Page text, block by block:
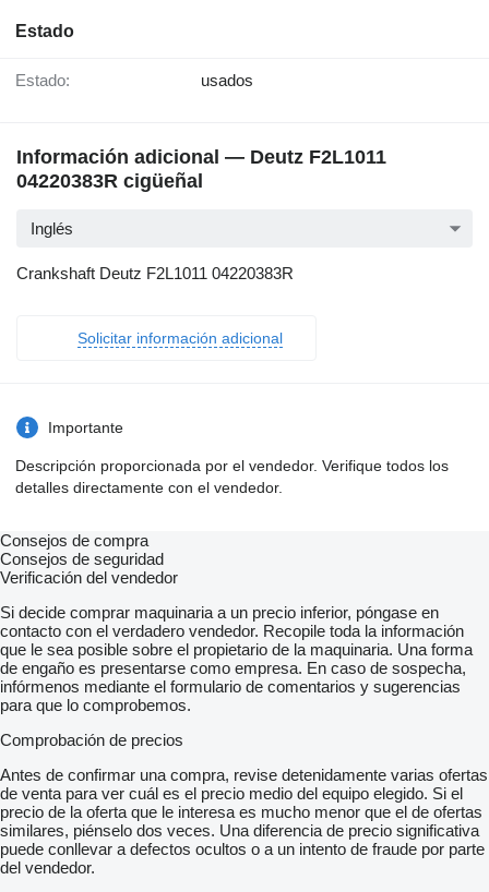
Estado
Estado: usados
Información adicional — Deutz F2L1011
04220383R cigüeñal
Inglés
Crankshaft Deutz F2L1011 04220383R
Solicitar información adicional
Importante
Descripción proporcionada por el vendedor. Verifique todos los
detalles directamente con el vendedor.
Consejos de compra
Consejos de seguridad
Verificación del vendedor
Si decide comprar maquinaria a un precio inferior, póngase en
contacto con el verdadero vendedor. Recopile toda la información
que le sea posible sobre el propietario de la maquinaria. Una forma
de engaño es presentarse como empresa. En caso de sospecha,
infórmenos mediante el formulario de comentarios y sugerencias
para que lo comprobemos.
Comprobación de precios
Antes de confirmar una compra, revise detenidamente varias ofertas
de venta para ver cuál es el precio medio del equipo elegido. Si el
precio de la oferta que le interesa es mucho menor que el de ofertas
similares, piénselo dos veces. Una diferencia de precio significativa
puede conllevar a defectos ocultos o a un intento de fraude por parte
del vendedor.